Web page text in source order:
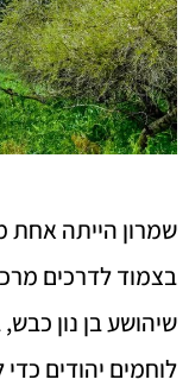
שמרון הייתה אחת
בצמוד לדרכים
שיהושע בן נון
לוחמים יהודים